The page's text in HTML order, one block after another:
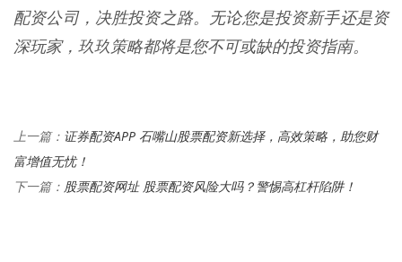
配资公司，决胜投资之路。无论您是投资新手还是资
深玩家，玖玖策略都将是您不可或缺的投资指南。
上一篇： 证券配资APP 石嘴山股票配资新选择，高效策略，助您财
富增值无忧！
下一篇： 股票配资网址 股票配资风险大吗？警惕高杠杆陷阱！